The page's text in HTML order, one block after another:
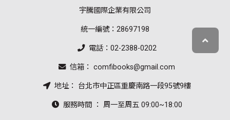
宇騰國際企業有限公司
統一編號：28697198
電話：02-2388-0202
信箱： comfibooks@gmail.com
地址： 台北市中正區重慶南路一段95號9樓
服務時間 ： 周一至周五 09:00~18:00